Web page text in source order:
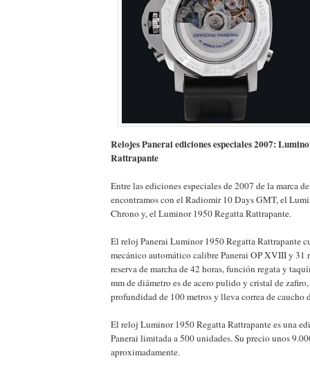
Relojes Panerai ediciones especiales 2007:
Rattrapante
Entre las ediciones especiales de 2007 de la marca
encontramos con el Radiomir 10 Days GMT, el
Chrono y, el Luminor 1950 Regatta Rattrapante.
El reloj Panerai Luminor 1950 Regatta Rattrapante
mecánico automático calibre Panerai OP XVIII y 31
reserva de marcha de 42 horas, función regata y
mm de diámetro es de acero pulido y cristal de
profundidad de 100 metros y lleva correa de caucho
El reloj Luminor 1950 Regatta Rattrapante es una
Panerai limitada a 500 unidades. Su precio unos
aproximadamente.